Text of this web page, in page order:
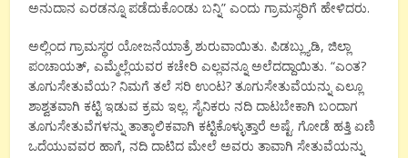
ಅನುದಾನ ಎರಡನ್ನೂ ಪಡೆದುಕೊಂಡು ಬನ್ನಿ” ಎಂದು ಗ್ರಾಮಸ್ಥರಿಗೆ ಹೇಳಿದರು.
ಅಲ್ಲಿಂದ ಗ್ರಾಮಸ್ಥರ ಯೋಜನೆಯಾತ್ರೆ ಶುರುವಾಯಿತು. ಪಿಡಬ್ಲ್ಯುಡಿ, ಜಿಲ್ಲಾ
ಪಂಚಾಯತ್, ಎಮ್ಮೆಲ್ಲೆಯವರ ಕಚೇರಿ ಎಲ್ಲವನ್ನೂ ಅಲೆದದ್ದಾಯಿತು. “ಎಂತ?
ತೂಗುಸೇತುವೆಯ? ನಿಮಗೆ ತಲೆ ಸರಿ ಉಂಟ? ತೂಗುಸೇತುವೆಯನ್ನು ಎಲ್ಲೂ
ಶಾಶ್ವತವಾಗಿ ಕಟ್ಟಿ ಇಡುವ ಕ್ರಮ ಇಲ್ಲ. ಸೈನಿಕರು ನದಿ ದಾಟಬೇಕಾಗಿ ಬಂದಾಗ
ತೂಗುಸೇತುವೆಗಳನ್ನು ತಾತ್ಕಾಲಿಕವಾಗಿ ಕಟ್ಟಿಕೊಳ್ಳುತ್ತಾರೆ ಅಷ್ಟೆ. ಗೋಡೆ ಹತ್ತಿ ಏಣಿ
ಒದೆಯುವವರ ಹಾಗೆ, ನದಿ ದಾಟಿದ ಮೇಲೆ ಅವರು ತಾವಾಗಿ ಸೇತುವೆಯನ್ನು